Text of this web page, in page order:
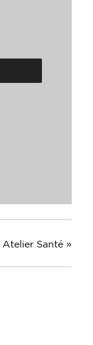
Atelier Santé »